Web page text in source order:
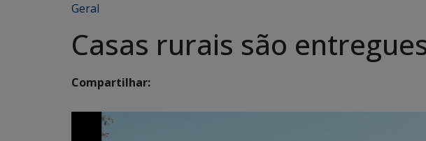
Geral
Casas rurais são
Compartilhar: